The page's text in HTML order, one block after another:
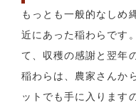
もっとも一般的なしめ
近にあった稲わらです
て、収穫の感謝と翌年
稲わらは、農家さんか
ットでも手に入ります